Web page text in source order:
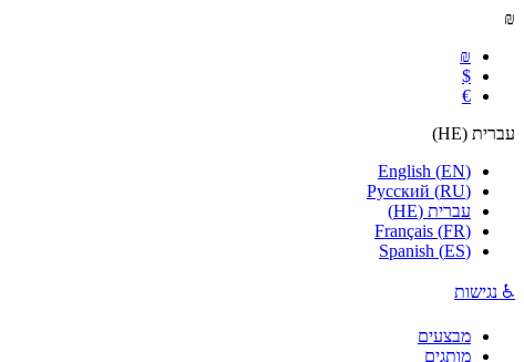
₪
₪
$
€
עברית (
HE
)
English (EN)
Русский (RU)
עברית (
HE
)
Français (FR)
Spanish (ES)
♿ נגישות
מבצעים
מותגים